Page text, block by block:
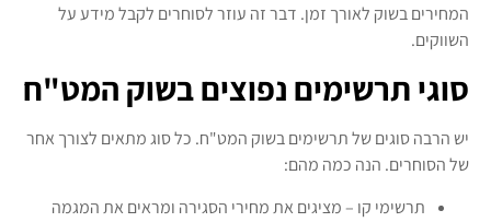
המחירים בשוק לאורך זמן. דבר זה עוזר לסוחרים לקבל מידע על
השווקים.
סוגי תרשימים נפוצים בשוק המט"ח
יש הרבה סוגים של תרשימים בשוק המט"ח. כל סוג מתאים לצורך אחר
של הסוחרים. הנה כמה מהם:
תרשימי קו – מציגים את מחירי הסגירה ומראים את המגמה